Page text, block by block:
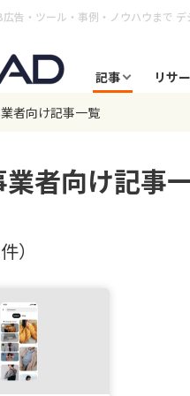
広告・ツール・事例・ノウハウまで デ
記事
リサ
者向け記事一覧
者向け記事
）